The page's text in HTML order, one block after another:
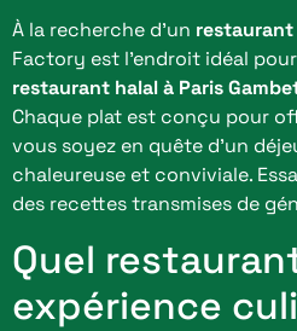
À la recherche d’un restaurant
Factory est l’endroit idéal
restaurant halal à Paris
Chaque plat est conçu pour
vous soyez en quête d’un
chaleureuse et conviviale.
des recettes transmises de
Quel
expérience